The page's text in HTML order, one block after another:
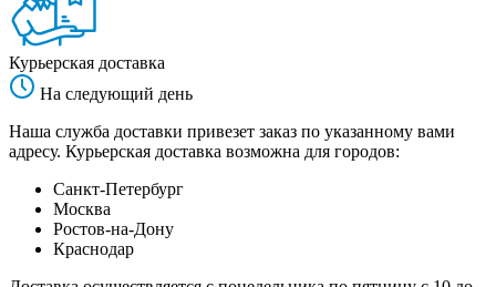
Курьерская доставка
На следующий день
Наша служба доставки привезет заказ по указанному вами
адресу. Курьерская доставка возможна для городов:
Санкт-Петербург
Москва
Ростов-на-Дону
Краснодар